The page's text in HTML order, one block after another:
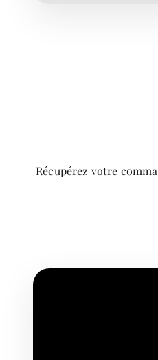
Récupérez votre